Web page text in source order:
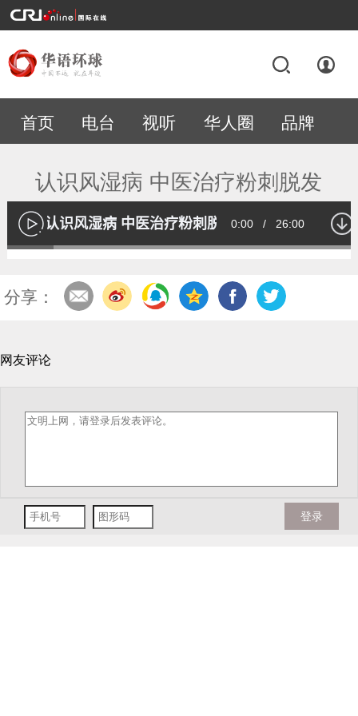
首页 电台 视听 华人圈 品牌
专题
认识风湿病 中医治疗粉刺脱发
播
放
认识风湿病 中医治疗粉刺脱发Current
0:00 / Duration
26:00
Loaded:
分享：
网友评论
登录